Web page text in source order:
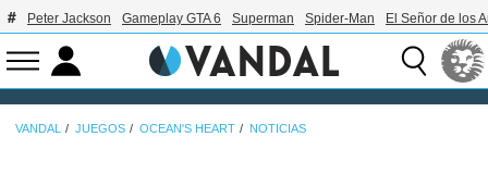
Peter Jackson Gameplay GTA 6 Superman Spider-Man El Señor de los
VANDAL JUEGOS OCEAN'S HEART NOTICIAS